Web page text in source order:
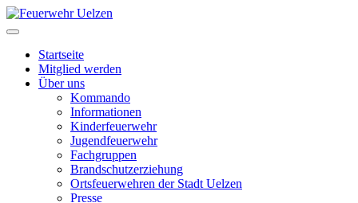
Startseite
Mitglied werden
Über uns
Kommando
Informationen
Kinderfeuerwehr
Jugendfeuerwehr
Fachgruppen
Brandschutzerziehung
Ortsfeuerwehren der Stadt Uelzen
Presse